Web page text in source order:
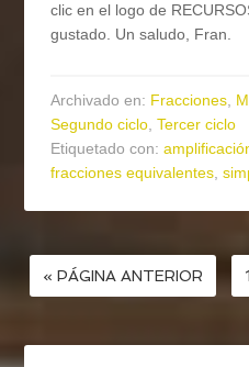
clic en el logo de
gustado. Un saludo, Fran.
Archivado en: Fracciones,
Segundo ciclo,Tercer ciclo
Etiquetado con:
fracciones equivalentes,
« PÁGINA ANTERIOR 1